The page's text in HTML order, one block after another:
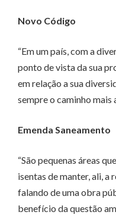
Novo Código
“Em um país, com a
ponto de vista da sua
em relação a sua
sempre o caminho mais
Emenda Saneamento
“São pequenas áreas
isentas de manter, ali, a
falando de uma obra
benefício da questão